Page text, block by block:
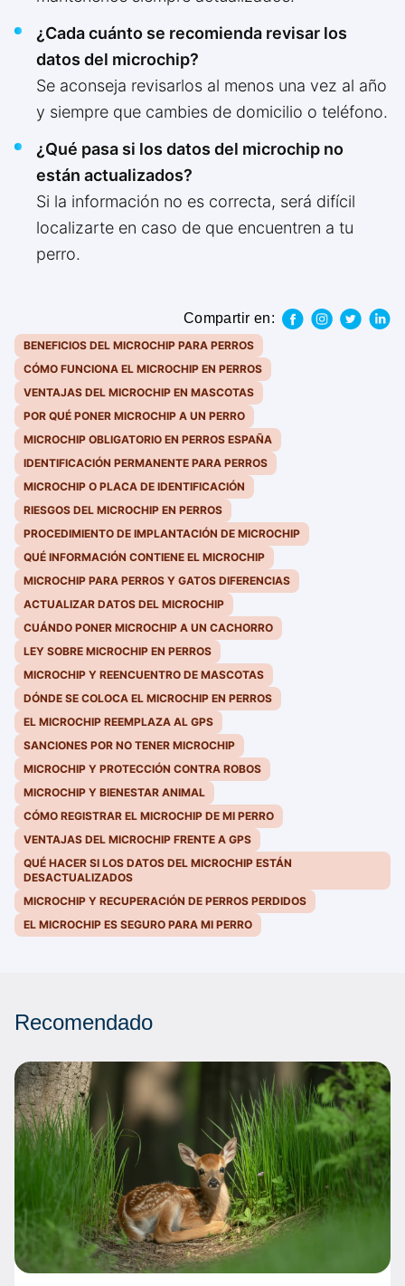
¿Cada cuánto se recomienda revisar los
datos del microchip?
Se aconseja revisarlos al menos una vez al año
y siempre que cambies de domicilio o teléfono.
¿Qué pasa si los datos del microchip no
están actualizados?
Si la información no es correcta, será difícil
localizarte en caso de que encuentren a tu
perro.
Compartir en:
BENEFICIOS DEL MICROCHIP PARA PERROS
CÓMO FUNCIONA EL MICROCHIP EN PERROS
VENTAJAS DEL MICROCHIP EN MASCOTAS
POR QUÉ PONER MICROCHIP A UN PERRO
MICROCHIP OBLIGATORIO EN PERROS ESPAÑA
IDENTIFICACIÓN PERMANENTE PARA PERROS
MICROCHIP O PLACA DE IDENTIFICACIÓN
RIESGOS DEL MICROCHIP EN PERROS
PROCEDIMIENTO DE IMPLANTACIÓN DE MICROCHIP
QUÉ INFORMACIÓN CONTIENE EL MICROCHIP
MICROCHIP PARA PERROS Y GATOS DIFERENCIAS
ACTUALIZAR DATOS DEL MICROCHIP
CUÁNDO PONER MICROCHIP A UN CACHORRO
LEY SOBRE MICROCHIP EN PERROS
MICROCHIP Y REENCUENTRO DE MASCOTAS
DÓNDE SE COLOCA EL MICROCHIP EN PERROS
EL MICROCHIP REEMPLAZA AL GPS
SANCIONES POR NO TENER MICROCHIP
MICROCHIP Y PROTECCIÓN CONTRA ROBOS
MICROCHIP Y BIENESTAR ANIMAL
CÓMO REGISTRAR EL MICROCHIP DE MI PERRO
VENTAJAS DEL MICROCHIP FRENTE A GPS
QUÉ HACER SI LOS DATOS DEL MICROCHIP ESTÁN
DESACTUALIZADOS
MICROCHIP Y RECUPERACIÓN DE PERROS PERDIDOS
EL MICROCHIP ES SEGURO PARA MI PERRO
Recomendado